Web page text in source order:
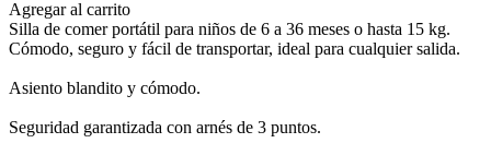
Agregar al carrito
Silla de comer portátil para niños de 6 a 36 meses o hasta 15 kg.
Cómodo, seguro y fácil de transportar, ideal para cualquier salida.
Asiento blandito y cómodo.
Seguridad garantizada con arnés de 3 puntos.